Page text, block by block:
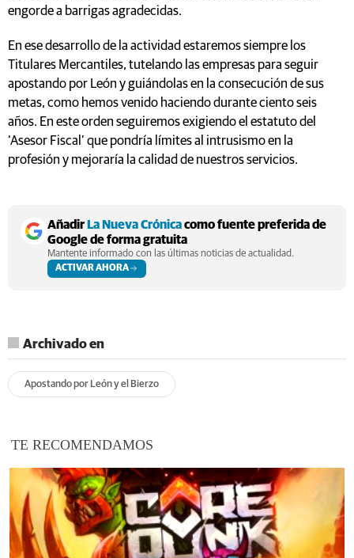
engorde a barrigas agradecidas.
En ese desarrollo de la actividad estaremos siempre los
Titulares Mercantiles, tutelando las empresas para seguir
apostando por León y guiándolas en la consecución de sus
metas, como hemos venido haciendo durante ciento seis
años. En este orden seguiremos exigiendo el estatuto del
‘Asesor Fiscal’ que pondría límites al intrusismo en la
profesión y mejoraría la calidad de nuestros servicios.
AñadirLa Nueva Crónicacomo fuente preferida de
Google de forma gratuita
Mantente informado con las últimas noticias de actualidad.
ACTIVAR AHORA
Archivado en
Apostando por León y el Bierzo
TE RECOMENDAMOS